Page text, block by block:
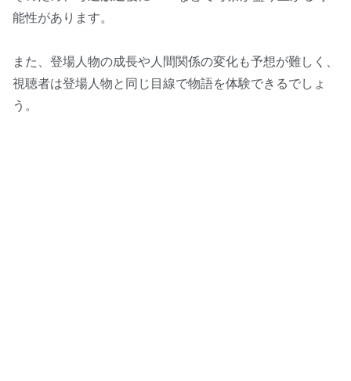
能性があります。
また、登場人物の成長や人間関係の変化も予想が難しく、
視聴者は登場人物と同じ目線で物語を体験できるでしょ
う。